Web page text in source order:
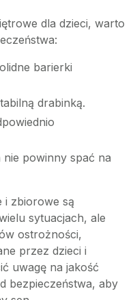
dla dzieci, warto
barierki
drabinką.
powinny spać na
i zbiorowe są
sytuacjach, ale
ostrożności,
przez dzieci i
uwagę na jakość
bezpieczeństwa, aby